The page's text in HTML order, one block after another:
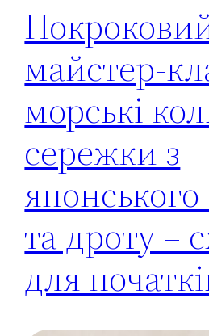
майстер-
морські
сережки з
японського
та дроту –
для